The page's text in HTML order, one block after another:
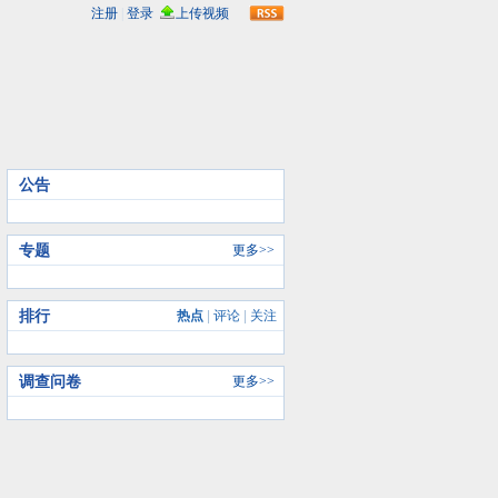
公告
专题 更多>>
热点 评论 关注
排行
调查问卷 更多>>